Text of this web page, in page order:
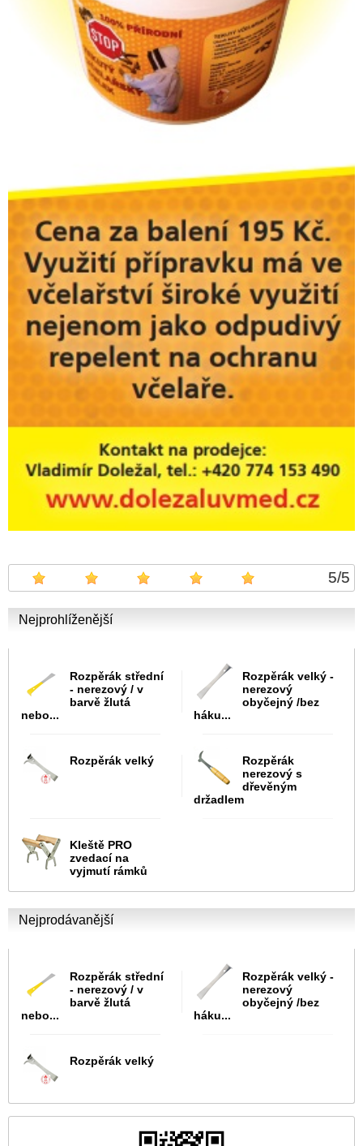
5/5
Nejprohlíženější
Rozpěrák střední
- nerezový / v
barvě žlutá
nebo...
Rozpěrák velký -
nerezový
obyčejný /bez
háku...
Rozpěrák velký
Rozpěrák
nerezový s
dřevěným
držadlem
Kleště PRO
zvedací na
vyjmutí rámků
Nejprodávanější
Rozpěrák střední
- nerezový / v
barvě žlutá
nebo...
Rozpěrák velký -
nerezový
obyčejný /bez
háku...
Rozpěrák velký